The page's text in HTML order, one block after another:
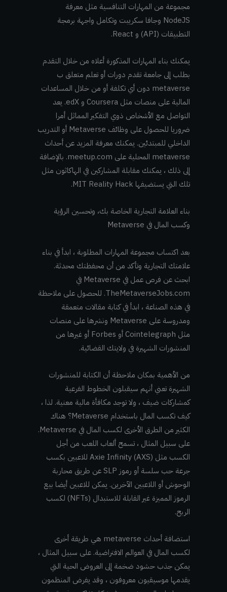
مجموعة من المهارات التنافسية مثل معرفة
NodeJS وجافا سكريبت وتكامل واجهة برمجة
التطبيقات (API) و React.
يمكنك بناء المهارات المذكورة أعلاه من خلال التقدم
بطلب إلى جامعة تقدم دورات أو تعلم متعلق ب
metaverse دون أي تكلفة أو من خلال المساعدات
المالية على منصات مثل Coursera و edX. يعد
التواصل مع الأشخاص ذوي التفكير المماثل أمرا
ضروريا للحصول على وظائف Metaverse أو التدريب
الداخلي للمبتدئين. يمكنك معرفة المزيد عن أحداث
metaverse المحلية على meetup.com. بالإضافة
إلى ذلك ، يمكنك مقابلة المشاركين في الهاكاثون مثل
تلك التي يستضيفها MIT Reality Hack.
بناء العلامة التجارية الخاصة بك، وتحسين الرؤية
وكسب المال في Metaverse
بعد اكتساب مجموعة المهارات المطلوبة ، ابدأ في بناء
علامتك التجارية وتأكد من أن محفظتك محدثة.
ابحث عن فرص عمل في Metaverse في
TheMetaverseJobs.com. للحصول على ملاحظة
في هذه الصناعة ، ابدأ في كتابة مقالات متعمقة
ومدروسة على Metaverse ونشرها على منصات
مثل Cointelegraph أو Forbes أو غيرها من
المنشورات الشهيرة في ولايتك القضائية.
من الأهمية بمكان ملاحظة أن الكتابة للمنشورات
الشهيرة تعني أنهم سيقبلون الخطوط الفرعية
كمشاركات ضيف ، ولا توجد مكافأة مالية معنية. لذا ،
كيف تكسب المال باستخدام Metaverse؟ هناك
الكثير من الطرق الأخرى لكسب المال في Metaverse.
على سبيل المثال ، تسمح ألعاب اللعب من أجل
الكسب مثل Axie Infinity (AXS) للاعبين بكسب
جرعة حب سلسة أو رموز SLP عن طريق محاربة
الوحوش أو اللاعبين الآخرين. يمكن للاعبين أيضا بيع
الرموز المميزة غير القابلة للاستبدال (NFTs) لكسب
الربح.
استضافة أحداث metaverse هي طريقة أخرى
لكسب المال في العوالم الافتراضية. على سبيل المثال ،
يمكن جذب حشود ضخمة إلى العروض الحية التي
يقدمها موسيقيون معروفون ، وقد يفرض المنظمون